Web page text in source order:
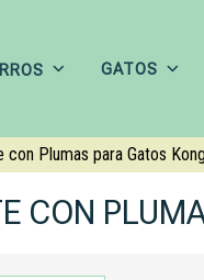
GATOS
Plumas para Gatos Kong
CON